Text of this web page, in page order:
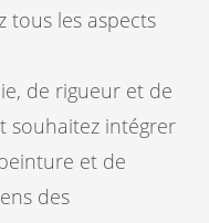
tous les aspects
de rigueur et de
souhaitez intégrer
et de
des